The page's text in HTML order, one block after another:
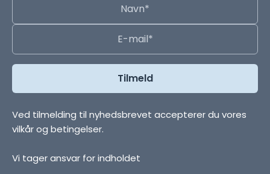
Ved tilmelding til nyhedsbrevet accepterer du vores
vilkår og betingelser.
Vi tager ansvar for indholdet